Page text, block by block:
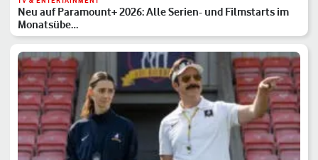
Neu auf Paramount+ 2026: Alle Serien- und Filmstarts im
Monatsübe…